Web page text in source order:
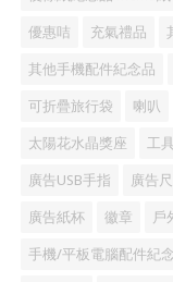
優惠咭 充氣禮品
其他手機配件紀念品
可折疊旅行袋 喇叭
太陽花水晶獎座 工具
廣告USB手指 廣告尺
廣告紙杯 徽章 戶
手機/平板電腦配件紀